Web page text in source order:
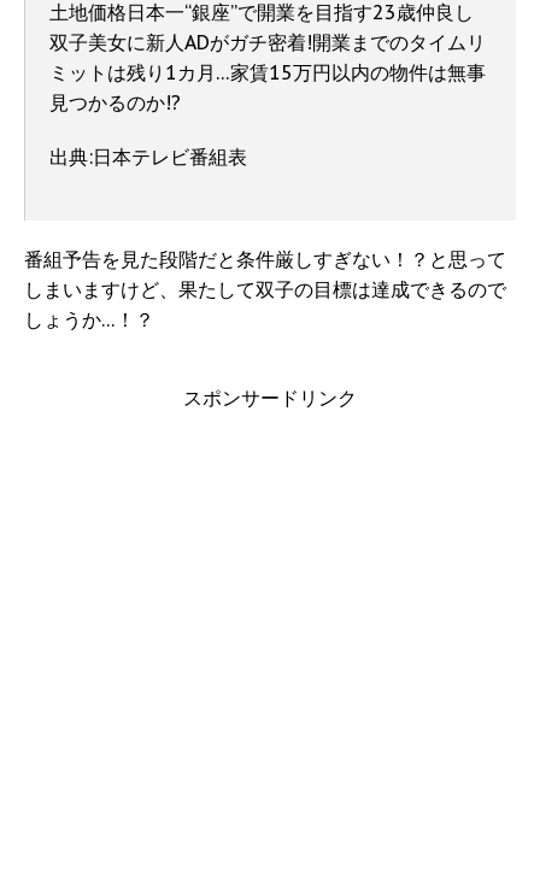
土地価格日本一“銀座”で開業を目指す23歳仲良し
双子美女に新人ADがガチ密着!開業までのタイムリ
ミットは残り1カ月…家賃15万円以内の物件は無事
見つかるのか!?
出典:日本テレビ番組表
番組予告を見た段階だと条件厳しすぎない！？と思って
しまいますけど、果たして双子の目標は達成できるので
しょうか…！？
スポンサードリンク